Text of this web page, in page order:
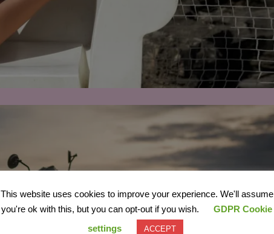
This website uses cookies to improve your experience. We'll assume
you're ok with this, but you can opt-out if you wish.
GDPR Cookie
settings
ACCEPT